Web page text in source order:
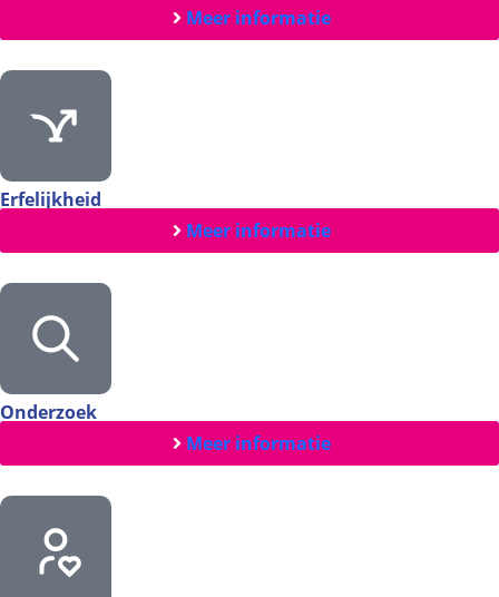
Meer informatie
Erfelijkheid
Meer informatie
Onderzoek
Meer informatie